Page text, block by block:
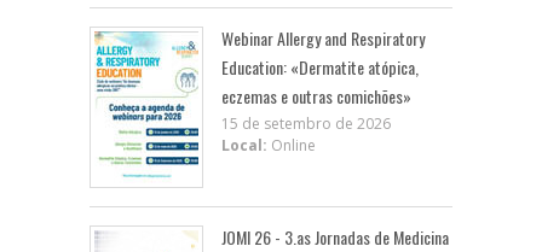
Webinar Allergy and Respiratory
Education: «Dermatite atópica,
eczemas e outras comichões»
15 de setembro de 2026
Local: Online
JOMI 26 - 3.as Jornadas de Medicina